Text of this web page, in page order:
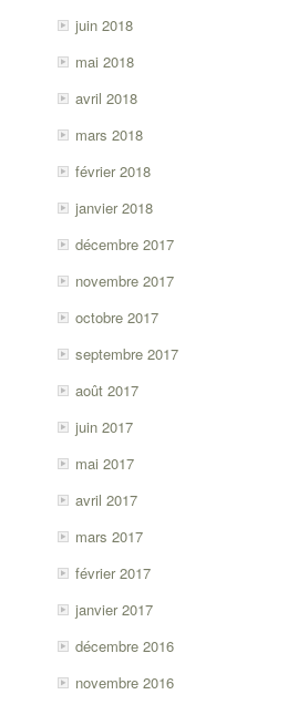
juin 2018
mai 2018
avril 2018
mars 2018
février 2018
janvier 2018
décembre 2017
novembre 2017
octobre 2017
septembre 2017
août 2017
juin 2017
mai 2017
avril 2017
mars 2017
février 2017
janvier 2017
décembre 2016
novembre 2016